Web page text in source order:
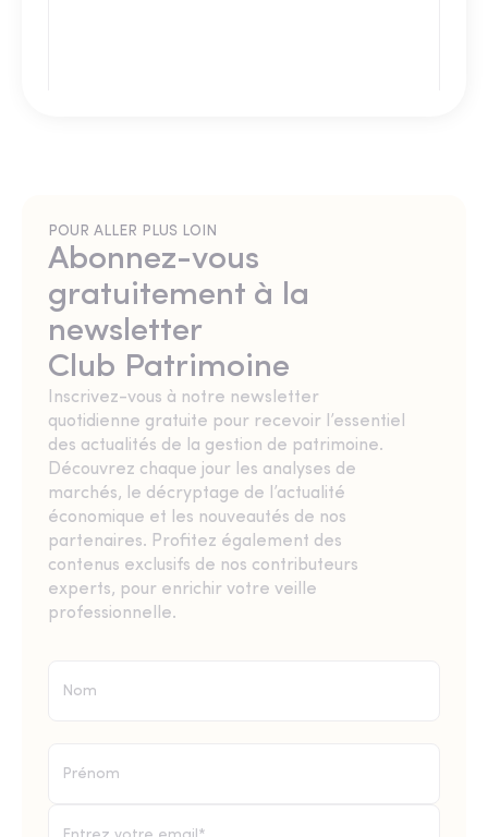
POUR ALLER PLUS LOIN
Abonnez-vous
gratuitement à la
newsletter
Club Patrimoine
Inscrivez-vous à notre newsletter
quotidienne gratuite pour recevoir l’essentiel
des actualités de la gestion de patrimoine.
Découvrez chaque jour les analyses de
marchés, le décryptage de l’actualité
économique et les nouveautés de nos
partenaires. Profitez également des
contenus exclusifs de nos contributeurs
experts, pour enrichir votre veille
professionnelle.